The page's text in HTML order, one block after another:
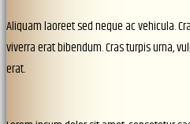
Aliquam laoreet sed neque ac vehicula.
viverra erat bibendum. Cras turpis urna,
erat.